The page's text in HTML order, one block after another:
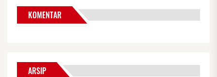
KOMENTAR
ARSIP